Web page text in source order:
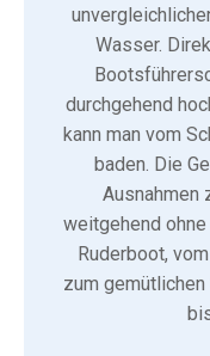
Wasser.
durchgehend
kann man vom
baden. Die
Ausnahmen
weitgehend
Ruderboot,
zum